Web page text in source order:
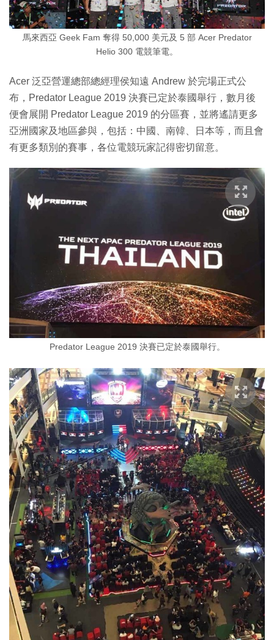
馬來西亞 Geek Fam 奪得 50,000 美元及 5 部 Acer Predator
Helio 300 電競筆電。
Acer 泛亞營運總部總經理侯知遠 Andrew 於完場正式公
布，Predator League 2019 決賽已定於泰國舉行，數月後
便會展開 Predator League 2019 的分區賽，並將遙請更多
亞洲國家及地區參與，包括：中國、南韓、日本等，而且會
有更多類別的賽事，各位電競玩家記得密切留意。
Predator League 2019 決賽已定於泰國舉行。